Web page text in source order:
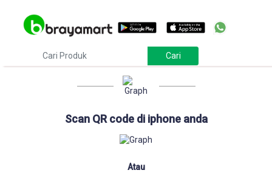
Download
Scan QR code di iphone anda
Atau